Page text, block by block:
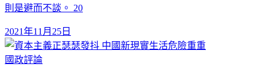
則是避而不談。 20
2021年11月25日
國政評論